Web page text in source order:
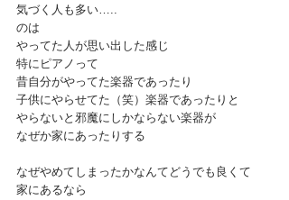
気づく人も多い…..
のは
やってた人が思い出した感じ
特にピアノって
昔自分がやってた楽器であったり
子供にやらせてた（笑）楽器であったりと
やらないと邪魔にしかならない楽器が
なぜか家にあったりする
なぜやめてしまったかなんてどうでも良くて
家にあるなら